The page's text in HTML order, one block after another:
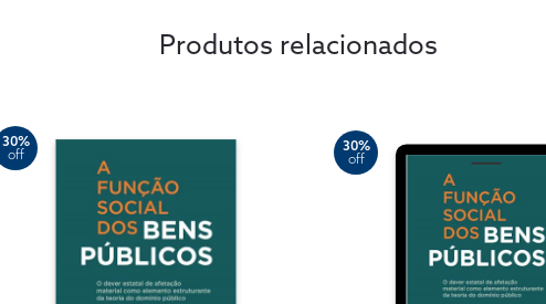
Produtos relacionados
30%
off
30%
off